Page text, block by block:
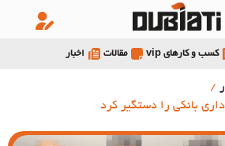
کسب و کارهای vip مقالات اخبار
/